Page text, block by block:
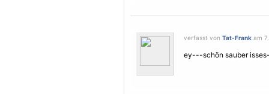
verfasst von Tat-Frank am
ey---schön sauber